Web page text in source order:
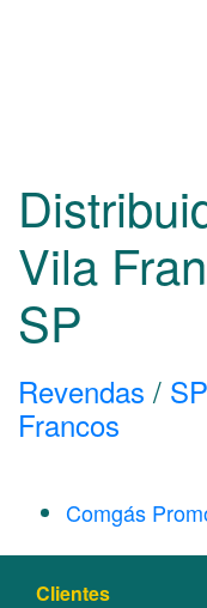
Vila
SP
Revendas / SP
Francos
Comgás
Clientes